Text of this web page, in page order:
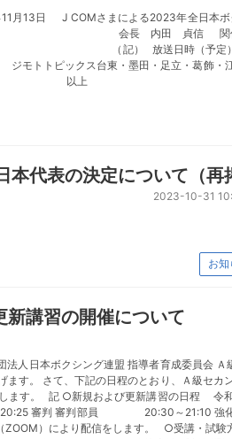
よる2023年全日本ボ
田 貞信 関係者各位 このたび
す。 （記） 放送日時（予定）
トピックス台東・墨田・足立・葛飾・
上
代表の決定について（再
2023-10-31
お
新講習の開催について
人日本ボクシング連盟 指導者育成委員会
す。 さて、下記の日程のとおり、Ａ級セ
します。 記 ○新規および更新講習の日
判 審判部員 20:30～21:10 強化 強
）により配信をします。 ○受講・試験